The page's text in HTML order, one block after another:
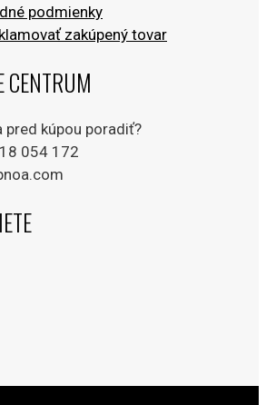
podmienky
zakúpený tovar
CENTRUM
pred kúpou poradiť?
054 172